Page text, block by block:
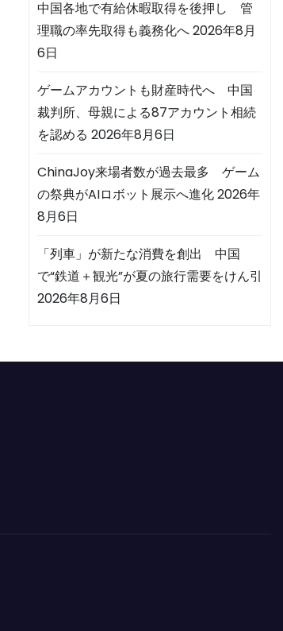
中国各地で有給休暇取得を後押し 管
理職の率先取得も義務化へ2026年8月
6日
ゲームアカウントも財産時代へ 中国
裁判所、母親による87アカウント相続
を認める 2026年8月6日
ChinaJoy来場者数が過去最多 ゲーム
の祭典がAIロボット展示へ進化2026年
8月6日
「列車」が新たな消費を創出 中国
で“鉄道＋観光”が夏の旅行需要をけん引
2026年8月6日